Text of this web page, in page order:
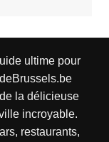
ultime pour
la délicieuse
incroyable.
restaurants,